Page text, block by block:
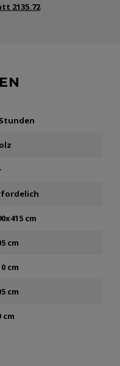
2135.72
cm
cm
cm
cm
cm